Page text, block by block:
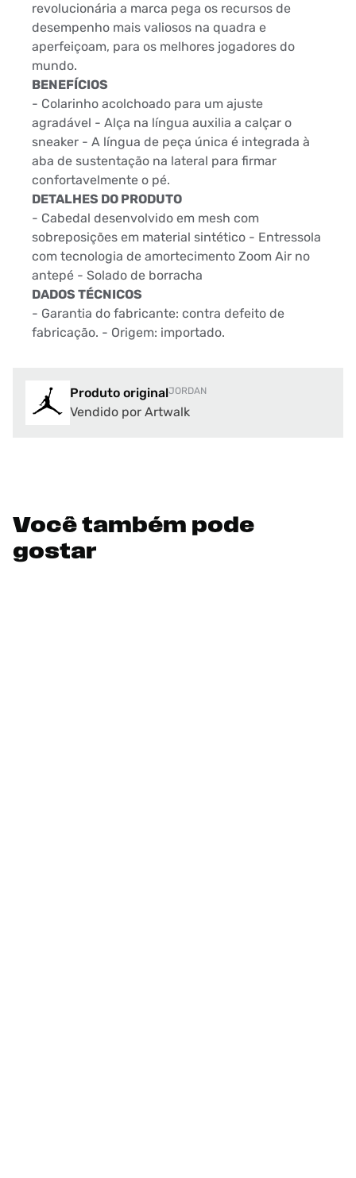
revolucionária a marca pega os recursos de
desempenho mais valiosos na quadra e
aperfeiçoam, para os melhores jogadores do
mundo.
BENEFÍCIOS
- Colarinho acolchoado para um ajuste
agradável - Alça na língua auxilia a calçar o
sneaker - A língua de peça única é integrada à
aba de sustentação na lateral para firmar
confortavelmente o pé.
DETALHES DO PRODUTO
- Cabedal desenvolvido em mesh com
sobreposições em material sintético - Entressola
com tecnologia de amortecimento Zoom Air no
antepé - Solado de borracha
DADOS TÉCNICOS
- Garantia do fabricante: contra defeito de
fabricação. - Origem: importado.
Produto originalJORDAN
Vendido por Artwalk
Você também pode
gostar